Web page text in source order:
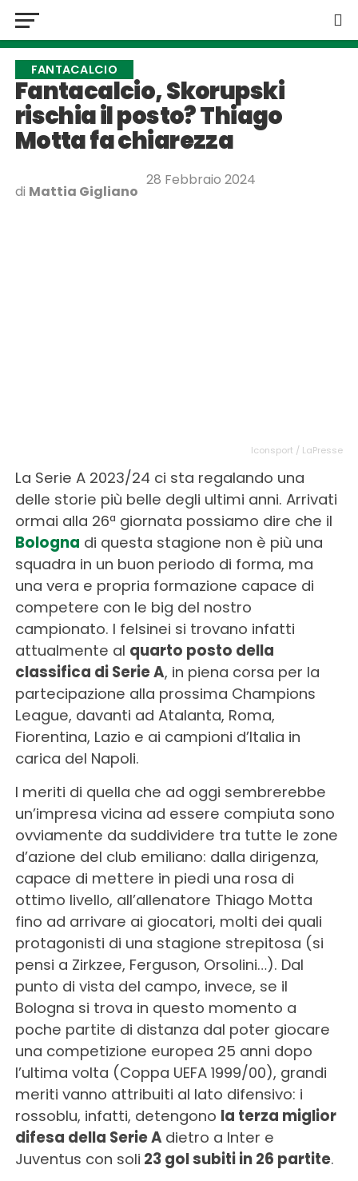
FANTACALCIO
Fantacalcio, Skorupski
rischia il posto? Thiago
Motta fa chiarezza
di Mattia Gigliano
28 Febbraio 2024
Iconsport / LaPresse
La Serie A 2023/24 ci sta regalando una
delle storie più belle degli ultimi anni. Arrivati
ormai alla 26ª giornata possiamo dire che il
Bologna di questa stagione non è più una
squadra in un buon periodo di forma, ma
una vera e propria formazione capace di
competere con le big del nostro
campionato. I felsinei si trovano infatti
attualmente al quarto posto della
classifica di Serie A, in piena corsa per la
partecipazione alla prossima Champions
League, davanti ad Atalanta, Roma,
Fiorentina, Lazio e ai campioni d’Italia in
carica del Napoli.
I meriti di quella che ad oggi sembrerebbe
un’impresa vicina ad essere compiuta sono
ovviamente da suddividere tra tutte le zone
d’azione del club emiliano: dalla dirigenza,
capace di mettere in piedi una rosa di
ottimo livello, all’allenatore Thiago Motta
fino ad arrivare ai giocatori, molti dei quali
protagonisti di una stagione strepitosa (si
pensi a Zirkzee, Ferguson, Orsolini…). Dal
punto di vista del campo, invece, se il
Bologna si trova in questo momento a
poche partite di distanza dal poter giocare
una competizione europea 25 anni dopo
l’ultima volta (Coppa UEFA 1999/00), grandi
meriti vanno attribuiti al lato difensivo: i
rossoblu, infatti, detengono la terza miglior
difesa della Serie A dietro a Inter e
Juventus con soli 23 gol subiti in 26 partite.